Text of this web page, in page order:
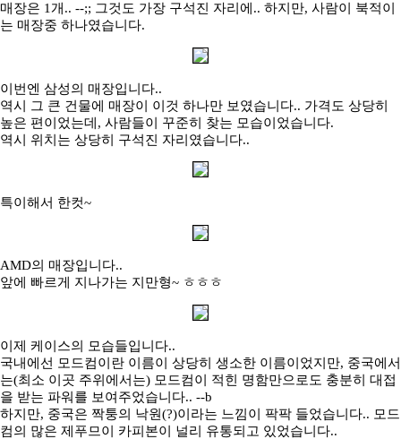
매장은 1개.. --;; 그것도 가장 구석진 자리에.. 하지만, 사람이 북적이
는 매장중 하나였습니다.
이번엔 삼성의 매장입니다..
역시 그 큰 건물에 매장이 이것 하나만 보였습니다.. 가격도 상당히
높은 편이었는데, 사람들이 꾸준히 찾는 모습이었습니다.
역시 위치는 상당히 구석진 자리였습니다..
특이해서 한컷~
AMD의 매장입니다..
앞에 빠르게 지나가는 지만형~ ㅎㅎㅎ
이제 케이스의 모습들입니다..
국내에선 모드컴이란 이름이 상당히 생소한 이름이었지만, 중국에서
는(최소 이곳 주위에서는) 모드컴이 적힌 명함만으로도 충분히 대접
을 받는 파워를 보여주었습니다.. --b
하지만, 중국은 짝퉁의 낙원(?)이라는 느낌이 팍팍 들었습니다.. 모드
컴의 많은 제푸므이 카피본이 널리 유통되고 있었습니다..